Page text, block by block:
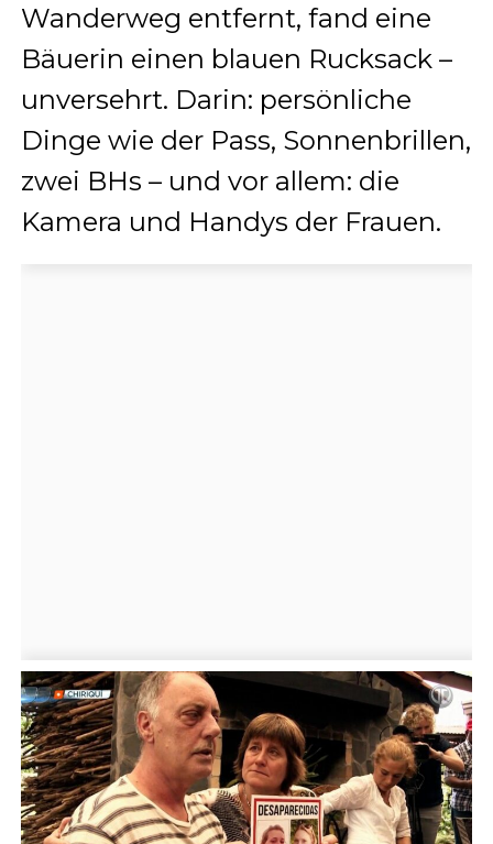
Wanderweg entfernt, fand eine
Bäuerin einen blauen Rucksack –
unversehrt. Darin: persönliche
Dinge wie der Pass, Sonnenbrillen,
zwei BHs – und vor allem: die
Kamera und Handys der Frauen.